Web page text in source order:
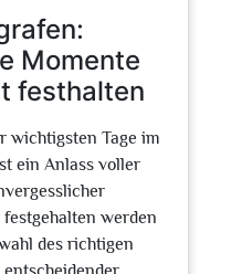
Momente
festhalten
wichtigsten Tage im
ein Anlass voller
werden
des richtigen